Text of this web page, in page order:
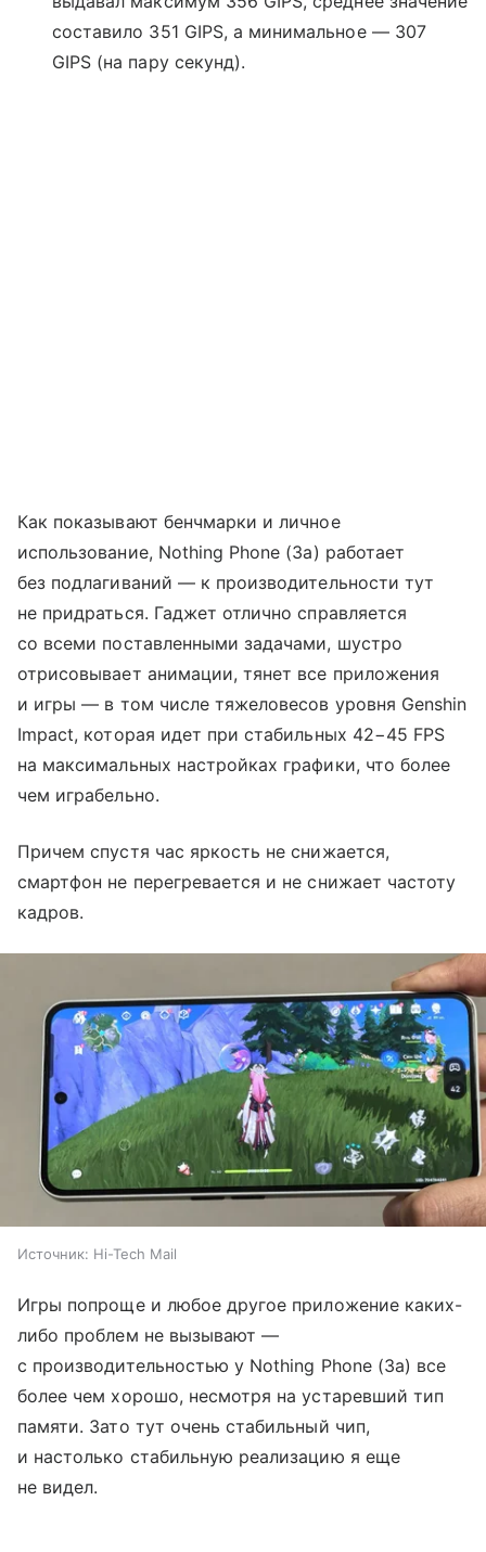
составило 351 GIPS, а минимальное — 307
GIPS (на пару секунд).
Как показывают бенчмарки и личное
использование, Nothing Phone (3a) работает
без подлагиваний — к производительности тут
не придраться. Гаджет отлично справляется
со всеми поставленными задачами, шустро
отрисовывает анимации, тянет все приложения
и игры — в том числе тяжеловесов уровня Genshin
Impact, которая идет при стабильных 42−45 FPS
на максимальных настройках графики, что более
чем играбельно.
Причем спустя час яркость не снижается,
смартфон не перегревается и не снижает частоту
кадров.
Источник: Hi-Tech Mail
Игры попроще и любое другое приложение каких-
либо проблем не вызывают —
с производительностью у Nothing Phone (3a) все
более чем хорошо, несмотря на устаревший тип
памяти. Зато тут очень стабильный чип,
и настолько стабильную реализацию я еще
не видел.